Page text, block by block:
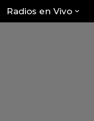
Radios en Vivo